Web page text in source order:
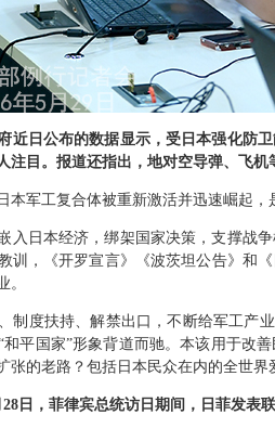
近日公布的数据显示，受日本强化防
注目。报道还指出，地对空导弹、飞
本军工复合体被重新激活并迅速崛起
入日本经济，绑架国家决策，支撑战
训，《开罗宣言》《波茨坦公告》和
。
制度扶持、解禁出口，不断给军工产
平国家”形象背道而驰。本该用于改
的老路？包括日本民众在内的全世界
日，菲律宾总统访日期间，日菲发